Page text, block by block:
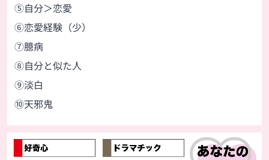
⑤自分＞恋愛
⑥恋愛経験（少）
⑦臆病
⑧自分と似た人
⑨淡白
⑩天邪鬼